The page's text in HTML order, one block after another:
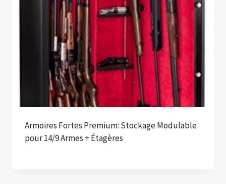
Armoires Fortes Premium: Stockage Modulable
pour 14/9 Armes + Étagères